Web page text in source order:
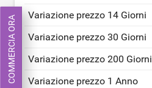
Variazione prezzo 14 Giorni
Variazione prezzo 30 Giorni
Variazione prezzo 200 Giorni
Variazione prezzo 1 Anno
COMMERCIA ORA